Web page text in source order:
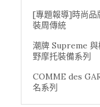
[專題報導]時尚
裝周傳統
潮牌 Supreme
野摩托裝備系列
COMME des
名系列